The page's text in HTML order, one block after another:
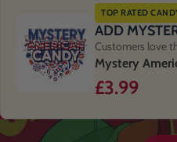
TOP RATED
ADD
Customers love
Mystery
£3.99